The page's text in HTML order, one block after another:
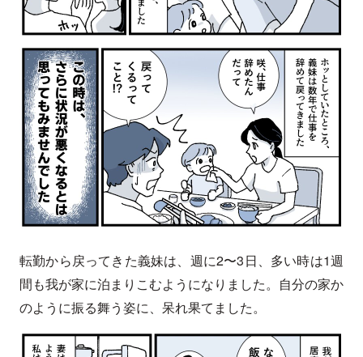
転勤から戻ってきた義妹は、週に2〜3日、多い時は1週
間も我が家に泊まりこむようになりました。自分の家か
のように振る舞う姿に、呆れ果てました。